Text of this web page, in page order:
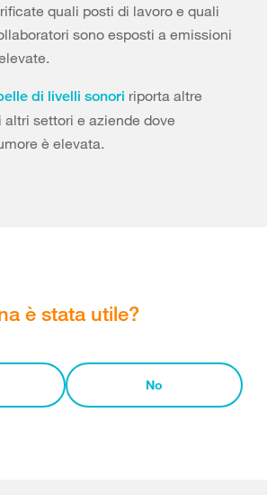
quali posti di lavoro e quali
sono esposti a emissioni
di livelli sonori riporta altre
settori e aziende dove
è elevata.
è stata utile?
No